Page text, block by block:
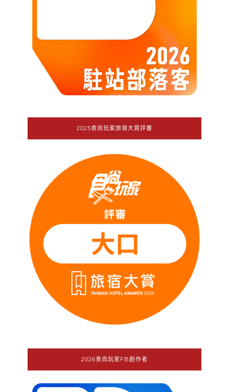
2025食尚玩家旅宿大賞評審
2026食尚玩家FB創作者